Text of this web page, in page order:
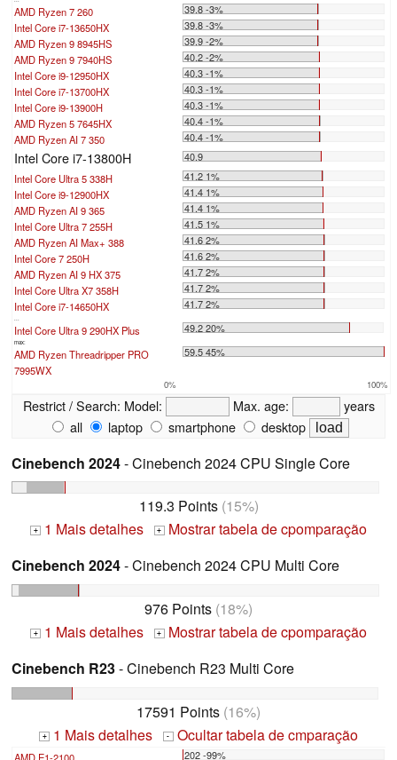
AMD Ryzen 7 260
39.8 -3%
Intel Core i7-13650HX
39.8 -3%
AMD Ryzen 9 8945HS
39.9 -2%
AMD Ryzen 9 7940HS
40.2 -2%
Intel Core i9-12950HX
40.3 -1%
Intel Core i7-13700HX
40.3 -1%
Intel Core i9-13900H
40.3 -1%
AMD Ryzen 5 7645HX
40.4 -1%
AMD Ryzen AI 7 350
40.4 -1%
Intel Core i7-13800H
40.9
Intel Core Ultra 5 338H
41.2 1%
Intel Core i9-12900HX
41.4 1%
AMD Ryzen AI 9 365
41.4 1%
Intel Core Ultra 7 255H
41.5 1%
AMD Ryzen AI Max+ 388
41.6 2%
Intel Core 7 250H
41.6 2%
AMD Ryzen AI 9 HX 375
41.7 2%
Intel Core Ultra X7 358H
41.7 2%
Intel Core i7-14650HX
41.7 2%
Intel Core Ultra 9 290HX Plus 49.2 20%
max:
AMD Ryzen Threadripper PRO
7995WX
59.5 45%
0% 100%
Restrict / Search: Model: Max. age:
years
all
laptop smartphone desktop
Cinebench 2024- Cinebench 2024 CPU Single Core
119.3 Points(15%)
+ 1 Mais detalhes + Mostrar tabela de cpomparação
Cinebench 2024- Cinebench 2024 CPU Multi Core
976 Points (18%)
+ 1 Mais detalhes + Mostrar tabela de cpomparação
Cinebench R23- Cinebench R23 Multi Core
17591 Points (16%)
+ 1 Mais detalhes - Ocultar tabela de cmparação
202 -99%